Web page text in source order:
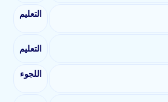
التعليم
التعليم
اللجوء